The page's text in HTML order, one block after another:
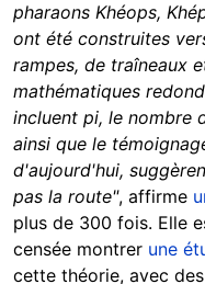
pharaons Khéops,
ont été construites
rampes, de traîneaux
mathématiques
incluent pi, le nombre
ainsi que le
d'aujourd'hui,
pas la route", affirme
plus de 300 fois. Elle
censée montrer une
cette théorie, avec